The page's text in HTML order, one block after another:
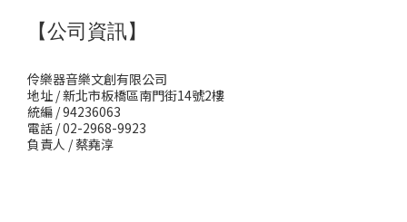
【公司資訊】
伶樂器音樂文創有限公司
地址 / 新北市板橋區南門街14號2樓
統編 / 94236063
電話 / 02-2968-9923
負責人 / 蔡堯淳